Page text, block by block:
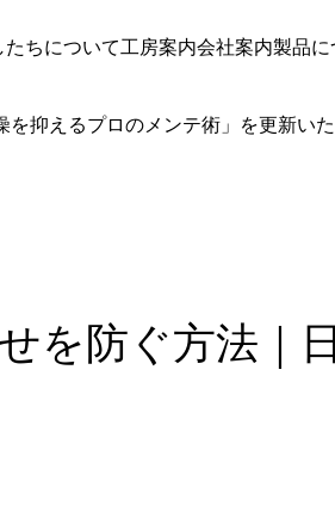
たちについて工房案内会社案内製品に
抑えるプロのメンテ術」を更新いた
を防ぐ方法｜